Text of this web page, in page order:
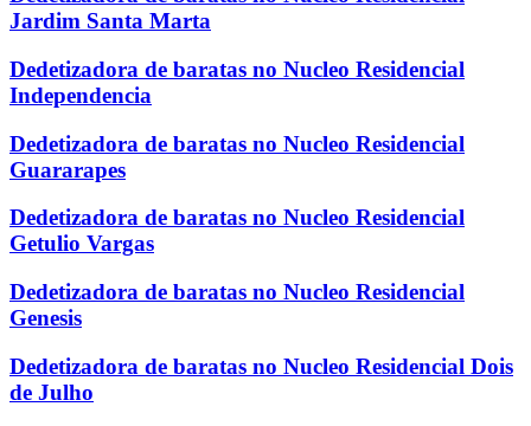
Jardim Santa Marta
Dedetizadora de baratas no Nucleo Residencial
Independencia
Dedetizadora de baratas no Nucleo Residencial
Guararapes
Dedetizadora de baratas no Nucleo Residencial
Getulio Vargas
Dedetizadora de baratas no Nucleo Residencial
Genesis
Dedetizadora de baratas no Nucleo Residencial Dois
de Julho